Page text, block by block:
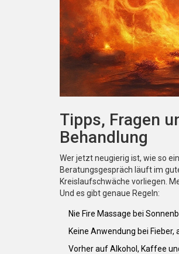
Tipps, Fragen
Behandlung
Wer jetzt neugierig ist, wie so
Beratungsgespräch läuft im
Kreislaufschwäche vorliegen.
Und es gibt genaue Regeln:
Nie Fire Massage bei
Keine Anwendung bei
Vorher auf Alkohol, Kaffee